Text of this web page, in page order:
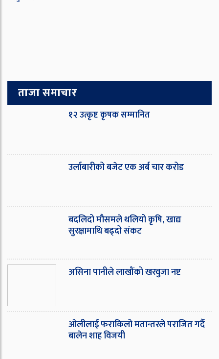
ताजा समाचार
१२ उत्कृष्ट कृषक सम्मानित
उर्लाबारीको बजेट एक अर्ब चार करोड
बदलिदो मौसमले थलियो कृषि, खाद्य
सुरक्षामाथि बढ्दो संकट
असिना पानीले लाखौंको खरवुजा नष्ट
ओ‌लीलाई फराकिलो मतान्तरले पराजित गर्दै
बालेन शाह विजयी